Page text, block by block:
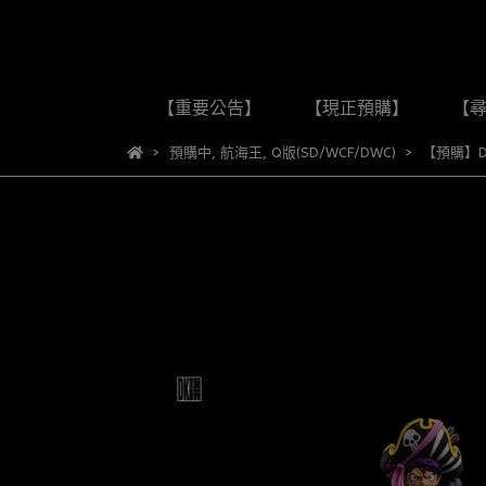
【重要公告】 【現正預購】 【
預購中, 航海王, Q版(SD/WCF/DWC) 【預購